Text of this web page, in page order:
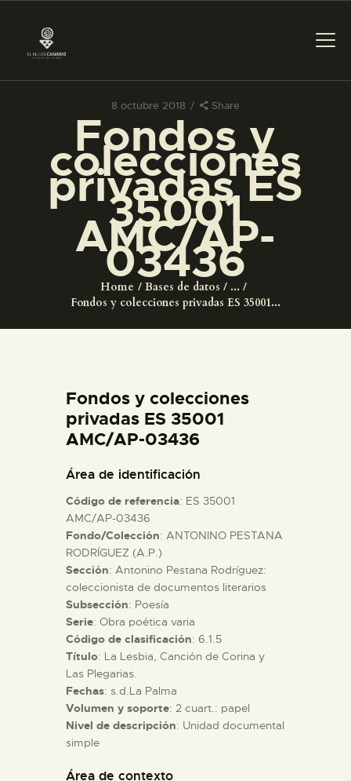
8 octubre 2018 Share
Fondos y
colecciones
privadas ES
35001
AMC/AP-
03436
Home Bases de datos
...
Fondos y colecciones privadas ES 35001...
PREPARAR LA VISITA
ACTIVIDADES
█
EL MUSEO
ESPAÑOL
ACTIVIDADES
█
EL MUSEO
COLECCIONES
DIDÁCTICA
ESPAÑOL
Fondos y colecciones
privadas ES 35001
AMC/AP-03436
Área de identificación
Código de referencia: ES 35001
AMC/AP-03436
Fondo/Colección: ANTONINO PESTANA
RODRÍGUEZ (A.P.)
Sección: Antonino Pestana Rodríguez:
coleccionista de documentos literarios
Subsección: Poesía
Serie: Obra poética varia
Código de clasificación: 6.1.5
Título: La Lesbia, Canción de Corina y
Las Plegarias.
Fechas: s.d.La Palma
Volumen y soporte: 2 cuart.: papel
Nivel de descripción: Unidad documental
simple
Área de contexto